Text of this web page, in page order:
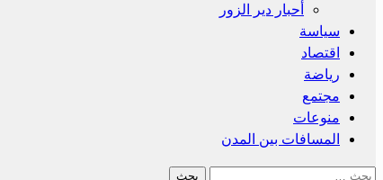
أحبار دير الزور
سياسة
اقتصاد
رياضة
مجتمع
منوعات
المسافات بين المدن